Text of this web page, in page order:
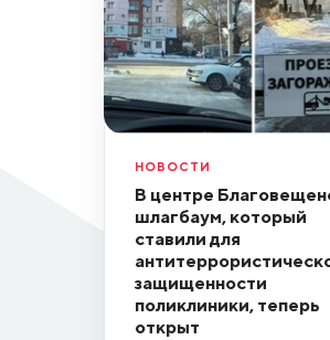
НОВОСТИ
В центре
шлагбаум, который
ставили для
защищенности
поликлиники, теперь
открыт